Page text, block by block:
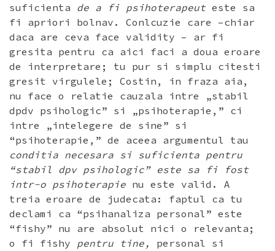
suficienta de a fi psihoterapeuteste sa
fi apriori bolnav. Conlcuzie care –chiar
daca are ceva face validity – ar fi
gresita pentru ca aici faci a doua eroare
de interpretare; tu pur si simplu citesti
gresit virgulele; Costin, in fraza aia,
nu face o relatie cauzala intre „stabil
dpdv psihologic” si „psihoterapie,” ci
intre „intelegere de sine” si
“psihoterapie,” de aceea argumentul tau
conditia necesara si suficienta pentru
“stabil dpv psihologic” este sa fi fost
intr-o psihoterapie nu este valid. A
treia eroare de judecata: faptul ca tu
declami ca “psihanaliza personal” este
“fishy” nu are absolut nici o relevanta;
o fi fishy pentru tine,
personal si